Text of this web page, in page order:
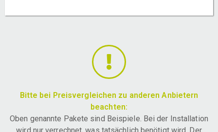
Bitte bei Preisvergleichen zu anderen Anbietern
beachten:
Oben genannte Pakete sind Beispiele. Bei der Installation